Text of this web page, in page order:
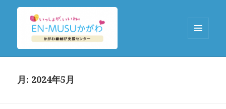
月: 2024年5月